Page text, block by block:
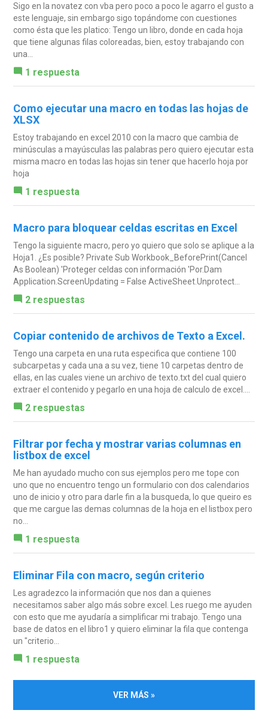
Sigo en la novatez con vba pero poco a poco le agarro el gusto a
este lenguaje, sin embargo sigo topándome con cuestiones
como ésta que les platico: Tengo un libro, donde en cada hoja
que tiene algunas filas coloreadas, bien, estoy trabajando con
una...
1 respuesta
Como ejecutar una macro en todas las hojas de
XLSX
Estoy trabajando en excel 2010 con la macro que cambia de
minúsculas a mayúsculas las palabras pero quiero ejecutar esta
misma macro en todas las hojas sin tener que hacerlo hoja por
hoja
1 respuesta
Macro para bloquear celdas escritas en Excel
Tengo la siguiente macro, pero yo quiero que solo se aplique a la
Hoja1. ¿Es posible? Private Sub Workbook_BeforePrint(Cancel
As Boolean) 'Proteger celdas con información 'Por.Dam
Application.ScreenUpdating = False ActiveSheet.Unprotect...
2 respuestas
Copiar contenido de archivos de Texto a Excel.
Tengo una carpeta en una ruta especifica que contiene 100
subcarpetas y cada una a su vez, tiene 10 carpetas dentro de
ellas, en las cuales viene un archivo de texto.txt del cual quiero
extraer el contenido y pegarlo en una hoja de calculo de excel....
2 respuestas
Filtrar por fecha y mostrar varias columnas en
listbox de excel
Me han ayudado mucho con sus ejemplos pero me tope con
uno que no encuentro tengo un formulario con dos calendarios
uno de inicio y otro para darle fin a la busqueda, lo que queiro es
que me cargue las demas columnas de la hoja en el listbox pero
no...
1 respuesta
Eliminar Fila con macro, según criterio
Les agradezco la información que nos dan a quienes
necesitamos saber algo más sobre excel. Les ruego me ayuden
con esto que me ayudaría a simplificar mi trabajo. Tengo una
base de datos en el libro1 y quiero eliminar la fila que contenga
un "criterio...
1 respuesta
VER MÁS »